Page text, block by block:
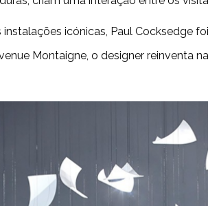
icónicas, Paul Cocksedge
Montaigne, o designer reinventa